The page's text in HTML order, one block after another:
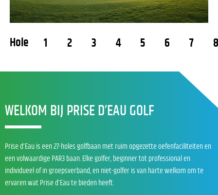
Hole 1 2 3 4 5 6 7 8
WELKOM BIJ PRISE D’EAU GOLF
Prise d’Eau is een 27-holes golfbaan met ruim opgezette oefenfaciliteiten en
een volwaardige PAR3 baan. Elke golfer, beginner tot professional en
individueel of in groepsverband, en niet-golfer is van harte welkom om te
ervaren wat Prise d’Eau te bieden heeft.